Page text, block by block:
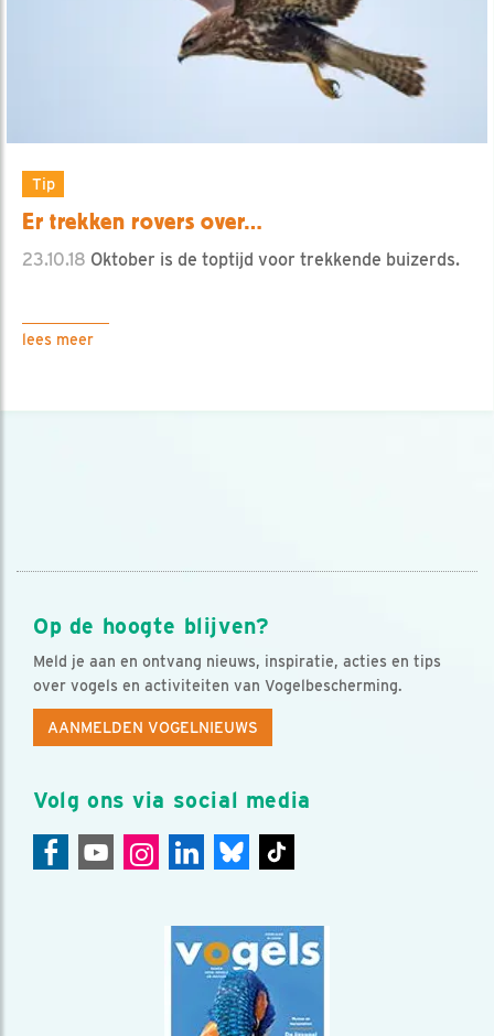
Tip
Er trekken rovers over…
23.10.18 Oktober is de toptijd voor trekkende buizerds.
lees meer
Op de hoogte blijven?
Meld je aan en ontvang nieuws, inspiratie, acties en tips
over vogels en activiteiten van Vogelbescherming.
AANMELDEN VOGELNIEUWS
Volg ons via social media